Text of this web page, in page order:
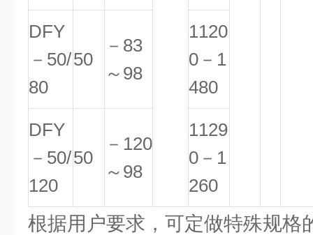
DFY
－50/
80
50
－83
～98
1120
0－1
480
DFY
－50/
120
50
－120
～98
1129
0－1
260
根据用户要求，可定做特殊规格